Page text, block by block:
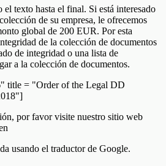
el texto hasta el final. Si está interesado
de su empresa, le ofrecemos
global de 200 EUR. Por esta
de la colección de documentos
de integridad o una lista de
a la colección de documentos.
title = "Order of the Legal DD
por favor visite nuestro sitio web
usando el traductor de Google.